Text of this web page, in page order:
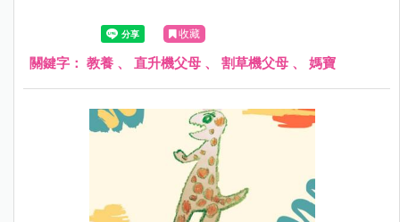
收藏
關鍵字： 教養 、 直升機父母 、 割草機父母 、 媽寶